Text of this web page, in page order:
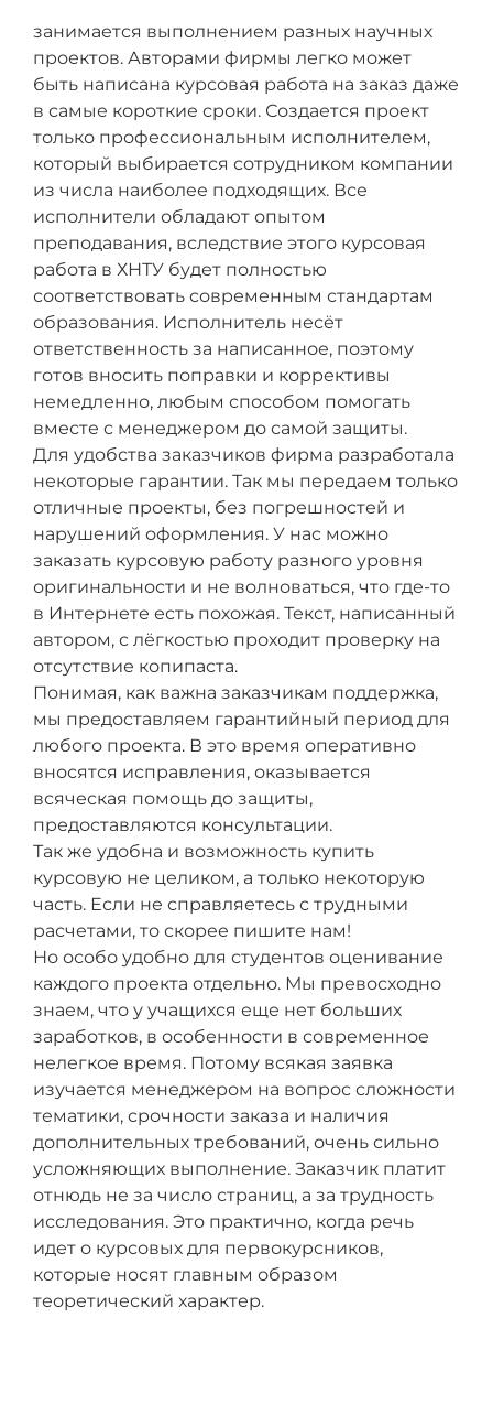
занимается выполнением разных научных
проектов. Авторами фирмы легко может
быть написана курсовая работа на заказ даже
в самые короткие сроки. Создается проект
только профессиональным исполнителем,
который выбирается сотрудником компании
из числа наиболее подходящих. Все
исполнители обладают опытом
преподавания, вследствие этого курсовая
работа в ХНТУ будет полностью
соответствовать современным стандартам
образования. Исполнитель несёт
ответственность за написанное, поэтому
готов вносить поправки и коррективы
немедленно, любым способом помогать
вместе с менеджером до самой защиты.
Для удобства заказчиков фирма разработала
некоторые гарантии. Так мы передаем только
отличные проекты, без погрешностей и
нарушений оформления. У нас можно
заказать курсовую работу разного уровня
оригинальности и не волноваться, что где-то
в Интернете есть похожая. Текст, написанный
автором, с лёгкостью проходит проверку на
отсутствие копипаста.
Понимая, как важна заказчикам поддержка,
мы предоставляем гарантийный период для
любого проекта. В это время оперативно
вносятся исправления, оказывается
всяческая помощь до защиты,
предоставляются консультации.
Так же удобна и возможность купить
курсовую не целиком, а только некоторую
часть. Если не справляетесь с трудными
расчетами, то скорее пишите нам!
Но особо удобно для студентов оценивание
каждого проекта отдельно. Мы превосходно
знаем, что у учащихся еще нет больших
заработков, в особенности в современное
нелегкое время. Потому всякая заявка
изучается менеджером на вопрос сложности
тематики, срочности заказа и наличия
дополнительных требований, очень сильно
усложняющих выполнение. Заказчик платит
отнюдь не за число страниц, а за трудность
исследования. Это практично, когда речь
идет о курсовых для первокурсников,
которые носят главным образом
теоретический характер.